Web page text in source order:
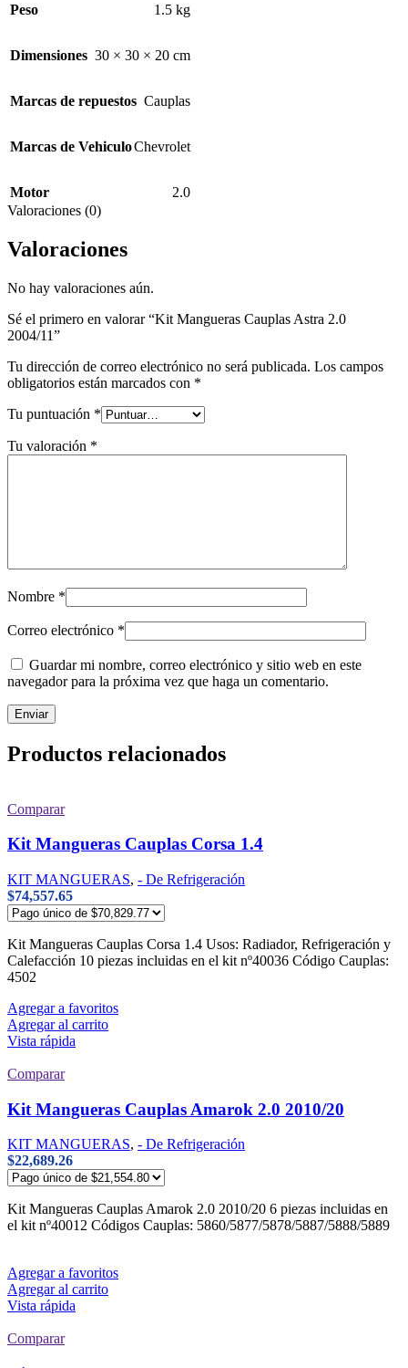
Peso
1.5 kg
Dimensiones 30 × 30 × 20 cm
Marcas de repuestos Cauplas
Marcas de VehiculoChevrolet
Motor
2.0
Valoraciones (0)
Valoraciones
No hay valoraciones aún.
Sé el primero en valorar “Kit Mangueras Cauplas Astra 2.0
2004/11”
Tu dirección de correo electrónico no será publicada. Los campos
obligatorios están marcados con *
Tu puntuación *
Tu valoración *
Nombre *
Correo electrónico *
Guardar mi nombre, correo electrónico y sitio web en este
navegador para la próxima vez que haga un comentario.
Productos relacionados
Comparar
Kit Mangueras Cauplas Corsa 1.4
KIT MANGUERAS, - De Refrigeración
$74,557.65
Kit Mangueras Cauplas Corsa 1.4 Usos: Radiador, Refrigeración y
Calefacción 10 piezas incluidas en el kit nº40036 Código Cauplas:
4502
Agregar a favoritos
Agregar al carrito
Vista rápida
Comparar
Kit Mangueras Cauplas Amarok 2.0 2010/20
KIT MANGUERAS, - De Refrigeración
$22,689.26
Kit Mangueras Cauplas Amarok 2.0 2010/20 6 piezas incluidas en
el kit nº40012 Códigos Cauplas: 5860/5877/5878/5887/5888/5889
Agregar a favoritos
Agregar al carrito
Vista rápida
Comparar